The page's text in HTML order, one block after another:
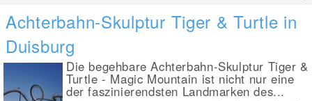
Achterbahn-Skulptur Tiger & Turtle in
Duisburg
Die begehbare Achterbahn-Skulptur Tiger &
Turtle - Magic Mountain ist nicht nur eine
der faszinierendsten Landmarken des...